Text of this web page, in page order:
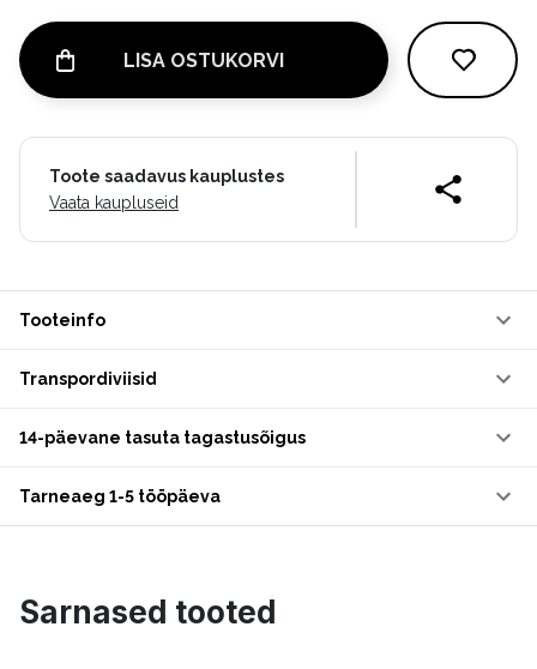
LISA OSTUKORVI
Toote saadavus kauplustes
Vaata kaupluseid
Tooteinfo
Transpordiviisid
14-päevane tasuta tagastusõigus
Tarneaeg 1-5 tööpäeva
Sarnased tooted